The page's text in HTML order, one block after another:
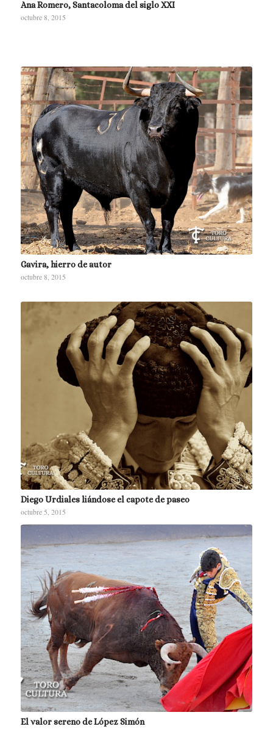
Ana Romero, Santacoloma del siglo XXI
octubre 8, 2015
Gavira, hierro de autor
octubre 8, 2015
Diego Urdiales liándose el capote de paseo
octubre 5, 2015
El valor sereno de López Simón